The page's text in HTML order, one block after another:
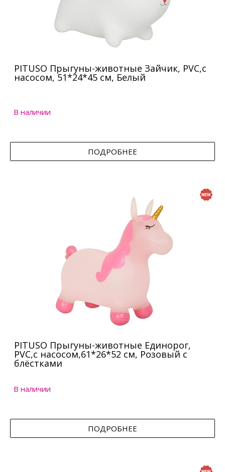
PITUSO Прыгуны-животные Зайчик, PVC,с
насосом, 51*24*45 см, Белый
В наличии
ПОДРОБНЕЕ
PITUSO Прыгуны-животные Единорог,
PVC,с насосом,61*26*52 см, Розовый с
блёстками
В наличии
ПОДРОБНЕЕ